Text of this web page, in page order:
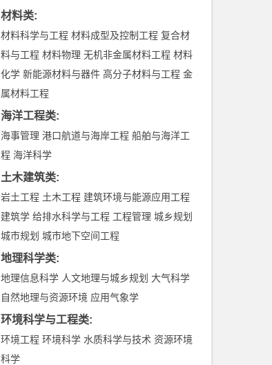
材料类:
材料科学与工程 材料成型及控制工程 复合材
料与工程 材料物理 无机非金属材料工程 材料
化学 新能源材料与器件 高分子材料与工程 金
属材料工程
海洋工程类:
海事管理 港口航道与海岸工程 船舶与海洋工
程 海洋科学
土木建筑类:
岩土工程 土木工程 建筑环境与能源应用工程
建筑学 给排水科学与工程 工程管理 城乡规划
城市规划 城市地下空间工程
地理科学类:
地理信息科学 人文地理与城乡规划 大气科学
自然地理与资源环境 应用气象学
环境科学与工程类:
环境工程 环境科学 水质科学与技术 资源环境
科学